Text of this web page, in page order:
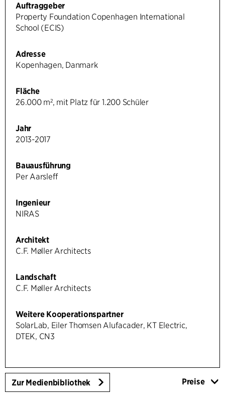
Auftraggeber
Property Foundation Copenhagen International
School (ECIS)
Adresse
Kopenhagen, Danmark
Fläche
26.000 m², mit Platz für 1.200 Schüler
Jahr
2013-2017
Bauausführung
Per Aarsleff
Ingenieur
NIRAS
Architekt
C.F. Møller Architects
Landschaft
C.F. Møller Architects
Weitere Kooperationspartner
SolarLab, Eiler Thomsen Alufacader, KT Electric,
DTEK, CN3
Zur Medienbibliothek Preise